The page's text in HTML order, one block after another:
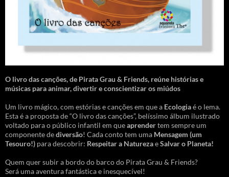
O livro das canções,de Pirata Grau & Friends, reúne histórias e
músicas para animar, divertir e conscientizar os miúdos
Um livro mágico, com estórias e canções em que a Ecologiaé o lema.
Esta é a proposta de “O livro das canções”, belíssimo álbum ilustrado
voltado para o público infantil em queaprendertem sempre um
componente dediversão! Cada conto tem uma Mensagem (um
Tesouro!) para descobrir: Respeitar a NaturezaeSalvar o Planeta!
Quem quer subir a bordo do barco do Pirata Grau & Friends?
Será uma aventura fantástica e inesquecível!